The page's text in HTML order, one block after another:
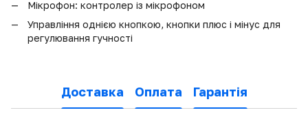
Мікрофон: контролер із мікрофоном
Управління однією кнопкою, кнопки плюс і мінус для
регулювання гучності
Доставка Оплата Гарантія